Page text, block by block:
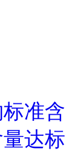
准含
达标